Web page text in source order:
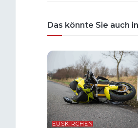
Das könnte Sie auch
EUSKIRCHEN